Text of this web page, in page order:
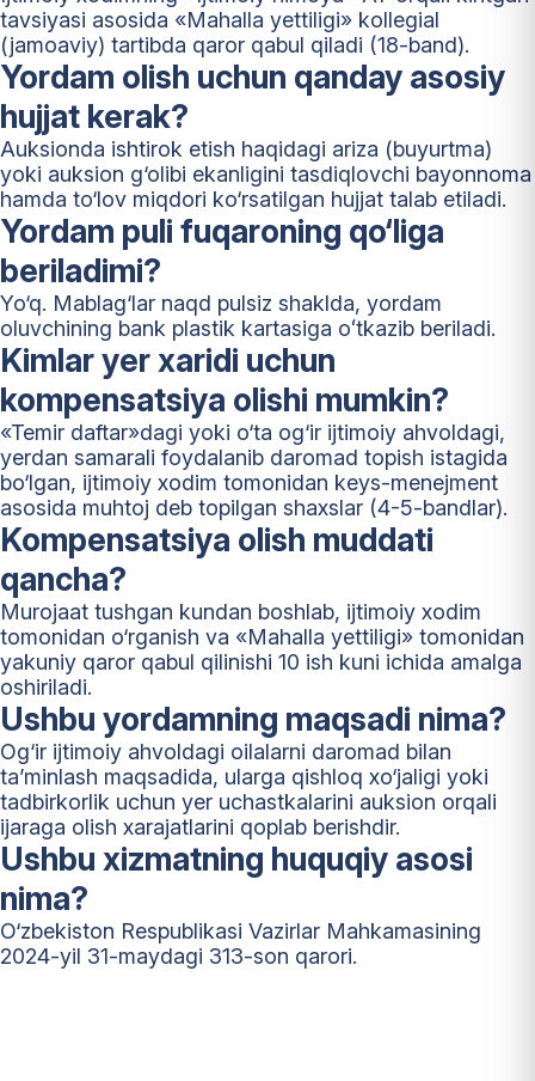
tavsiyasi asosida «Mahalla yettiligi» kollegial
(jamoaviy) tartibda qaror qabul qiladi (18-band).
Yordam olish uchun qanday asosiy
hujjat kerak?
Auksionda ishtirok etish haqidagi ariza (buyurtma)
yoki auksion g‘olibi ekanligini tasdiqlovchi bayonnoma
hamda to‘lov miqdori ko‘rsatilgan hujjat talab etiladi.
Yordam puli fuqaroning qo‘liga
beriladimi?
Yo‘q. Mablag‘lar naqd pulsiz shaklda, yordam
oluvchining bank plastik kartasiga oʻtkazib beriladi.
Kimlar yer xaridi uchun
kompensatsiya olishi mumkin?
«Temir daftar»dagi yoki o‘ta og‘ir ijtimoiy ahvoldagi,
yerdan samarali foydalanib daromad topish istagida
bo‘lgan, ijtimoiy xodim tomonidan keys-menejment
asosida muhtoj deb topilgan shaxslar (4-5-bandlar).
Kompensatsiya olish muddati
qancha?
Murojaat tushgan kundan boshlab, ijtimoiy xodim
tomonidan o‘rganish va «Mahalla yettiligi» tomonidan
yakuniy qaror qabul qilinishi 10 ish kuni ichida amalga
oshiriladi.
Ushbu yordamning maqsadi nima?
Og‘ir ijtimoiy ahvoldagi oilalarni daromad bilan
ta’minlash maqsadida, ularga qishloq xo‘jaligi yoki
tadbirkorlik uchun yer uchastkalarini auksion orqali
ijaraga olish xarajatlarini qoplab berishdir.
Ushbu xizmatning huquqiy asosi
nima?
O‘zbekiston Respublikasi Vazirlar Mahkamasining
2024-yil 31-maydagi 313-son qarori.